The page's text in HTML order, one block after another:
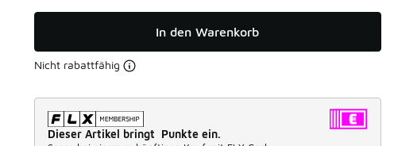
In den Warenkorb
Nicht rabattfähig
Dieser Artikel bringt Punkte ein.